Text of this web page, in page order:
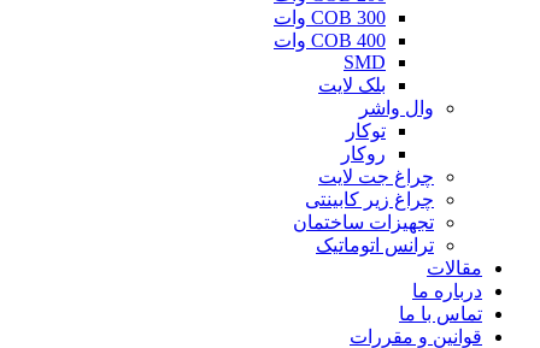
COB 300 وات
COB 400 وات
SMD
بلک لایت
وال واشر
توکار
روکار
چراغ جت لایت
چراغ زیر کابینتی
تجهیزات ساختمان
ترانس اتوماتیک
مقالات
درباره ما
تماس با ما
قوانین و مقررات